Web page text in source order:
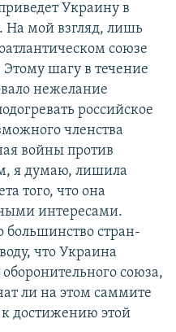
Украину в
На мой взгляд, лишь
союзе
Этому шагу в течение
нежелание
российское
членства
войны против
я думаю, лишила
того, что она
интересами.
большинство стран-
что Украина
союза,
ли на этом саммите
достижению этой